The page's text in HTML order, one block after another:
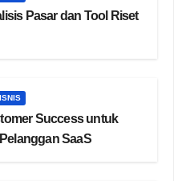
Pasar dan Tool Riset
Success untuk
SaaS